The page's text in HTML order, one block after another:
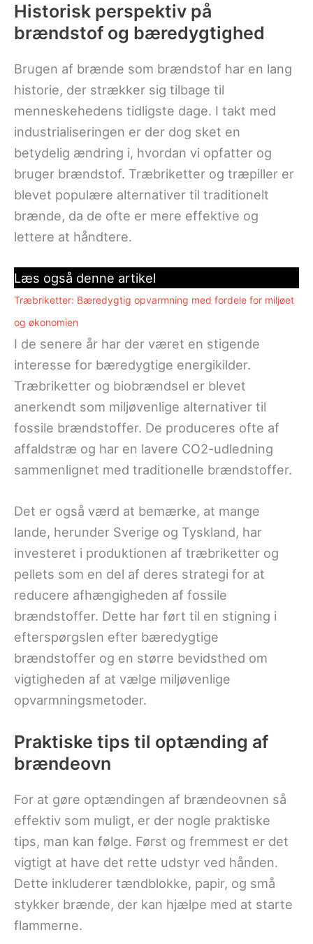
Historisk perspektiv på
brændstof og bæredygtighed
Brugen af brænde som brændstof har en lang
historie, der strækker sig tilbage til
menneskehedens tidligste dage. I takt med
industrialiseringen er der dog sket en
betydelig ændring i, hvordan vi opfatter og
bruger brændstof. Træbriketter og træpiller er
blevet populære alternativer til traditionelt
brænde, da de ofte er mere effektive og
lettere at håndtere.
Læs også denne artikel
Træbriketter: Bæredygtig opvarmning med fordele for miljøet
og økonomien
I de senere år har der været en stigende
interesse for bæredygtige energikilder.
Træbriketter og biobrændsel er blevet
anerkendt som miljøvenlige alternativer til
fossile brændstoffer. De produceres ofte af
affaldstræ og har en lavere CO2-udledning
sammenlignet med traditionelle brændstoffer.
Det er også værd at bemærke, at mange
lande, herunder Sverige og Tyskland, har
investeret i produktionen af træbriketter og
pellets som en del af deres strategi for at
reducere afhængigheden af fossile
brændstoffer. Dette har ført til en stigning i
efterspørgslen efter bæredygtige
brændstoffer og en større bevidsthed om
vigtigheden af at vælge miljøvenlige
opvarmningsmetoder.
Praktiske tips til optænding af
brændeovn
For at gøre optændingen af brændeovnen så
effektiv som muligt, er der nogle praktiske
tips, man kan følge. Først og fremmest er det
vigtigt at have det rette udstyr ved hånden.
Dette inkluderer tændblokke, papir, og små
stykker brænde, der kan hjælpe med at starte
flammerne.